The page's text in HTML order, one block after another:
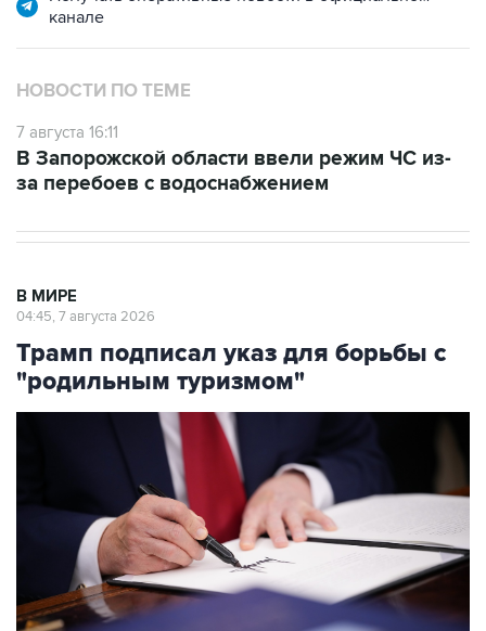
канале
НОВОСТИ ПО ТЕМЕ
7 августа 16:11
В Запорожской области ввели режим ЧС из-
за перебоев с водоснабжением
В МИРЕ
04:45, 7 августа 2026
Трамп подписал указ для борьбы с
"родильным туризмом"